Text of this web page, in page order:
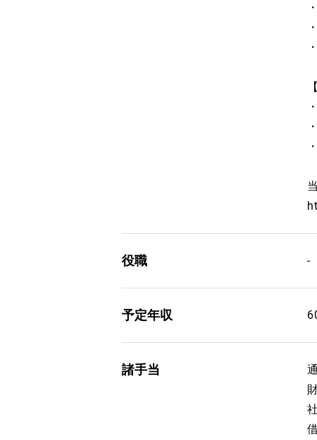
役職 -
予定年収
諸手当